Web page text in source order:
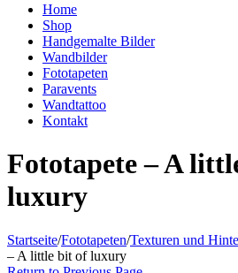
Home
Shop
Handgemalte Bilder
Wandbilder
Fototapeten
Paravents
Wandtattoo
Kontakt
Fototapete – A
luxury
Startseite/Fototapeten/Texturen und
– A little bit of luxury